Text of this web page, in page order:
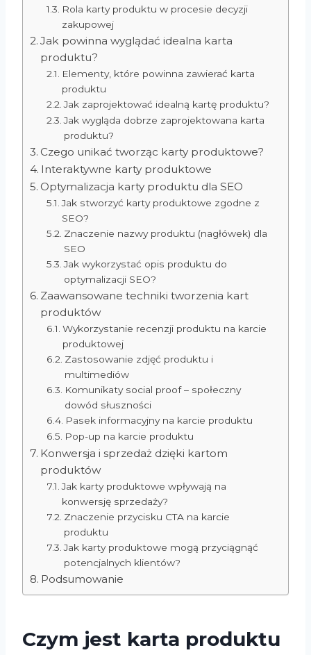
Rola karty produktu w procesie decyzji
zakupowej
Jak powinna wyglądać idealna karta
produktu?
Elementy, które powinna zawierać karta
produktu
Jak zaprojektować idealną kartę produktu?
Jak wygląda dobrze zaprojektowana karta
produktu?
Czego unikać tworząc karty produktowe?
Interaktywne karty produktowe
Optymalizacja karty produktu dla SEO
Jak stworzyć karty produktowe zgodne z
SEO?
Znaczenie nazwy produktu (nagłówek) dla
SEO
Jak wykorzystać opis produktu do
optymalizacji SEO?
Zaawansowane techniki tworzenia kart
produktów
Wykorzystanie recenzji produktu na karcie
produktowej
Zastosowanie zdjęć produktu i
multimediów
Komunikaty social proof – społeczny
dowód słuszności
Pasek informacyjny na karcie produktu
Pop-up na karcie produktu
Konwersja i sprzedaż dzięki kartom
produktów
Jak karty produktowe wpływają na
konwersję sprzedaży?
Znaczenie przycisku CTA na karcie
produktu
Jak karty produktowe mogą przyciągnąć
potencjalnych klientów?
Podsumowanie
Czym jest karta produktu